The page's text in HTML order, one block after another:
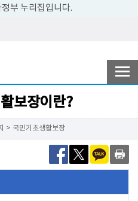
부 누리집입니다.
통
> 국민기초생활보장
보장이란?